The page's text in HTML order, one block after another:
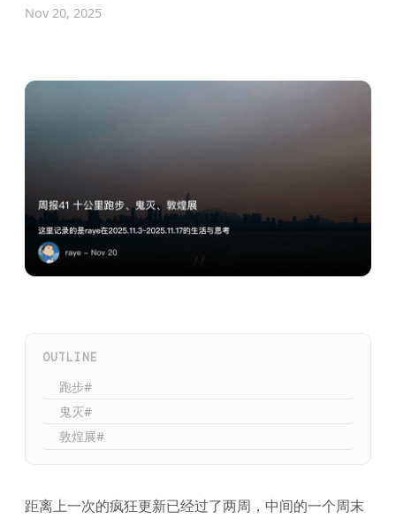
Nov 20, 2025
OUTLINE
跑步#
鬼灭#
敦煌展#
距离上一次的疯狂更新已经过了两周，中间的一个周末